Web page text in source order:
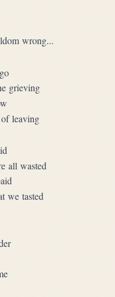
wrong...
grieving
of leaving
all wasted
we tasted